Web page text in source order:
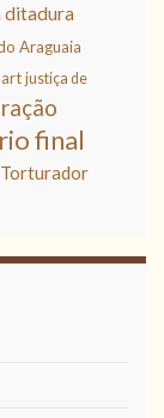
ditadura
Araguaia
justiça de
final
Torturador